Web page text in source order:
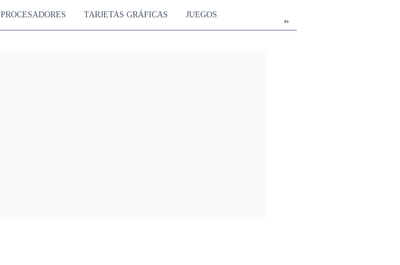
es
PROCESADORES TARJETAS GRÁFICAS JUEGOS